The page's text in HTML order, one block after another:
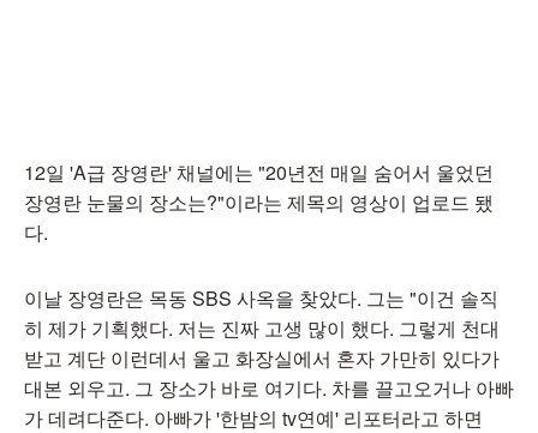
12일 'A급 장영란' 채널에는 "20년전 매일 숨어서 울었던
장영란 눈물의 장소는?"이라는 제목의 영상이 업로드 됐
다.
이날 장영란은 목동 SBS 사옥을 찾았다. 그는 "이건 솔직
히 제가 기획했다. 저는 진짜 고생 많이 했다. 그렇게 천대
받고 계단 이런데서 울고 화장실에서 혼자 가만히 있다가
대본 외우고. 그 장소가 바로 여기다. 차를 끌고오거나 아빠
가 데려다준다. 아빠가 '한밤의 tv연예' 리포터라고 하면